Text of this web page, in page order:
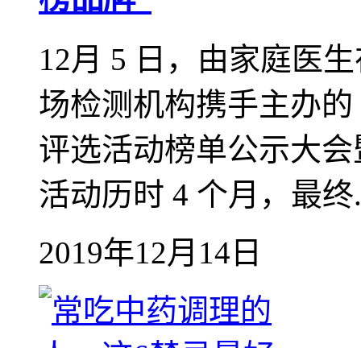
12月 5 日，由家庭医
场检测机构携手主办
评选活动榜单公示大
活动历时 4 个月，最终
2019年12月14日